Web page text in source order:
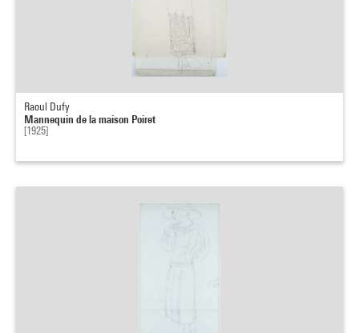
Raoul Dufy
Mannequin de la maison Poiret
[1925]